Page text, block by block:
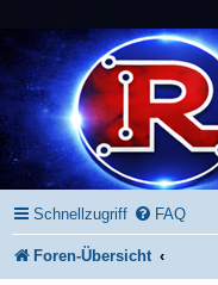
Schnellzugriff FAQ
Foren-Übersicht